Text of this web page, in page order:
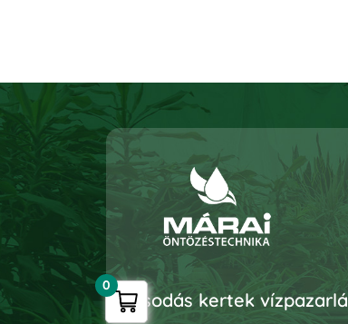
Csodás kertek
0